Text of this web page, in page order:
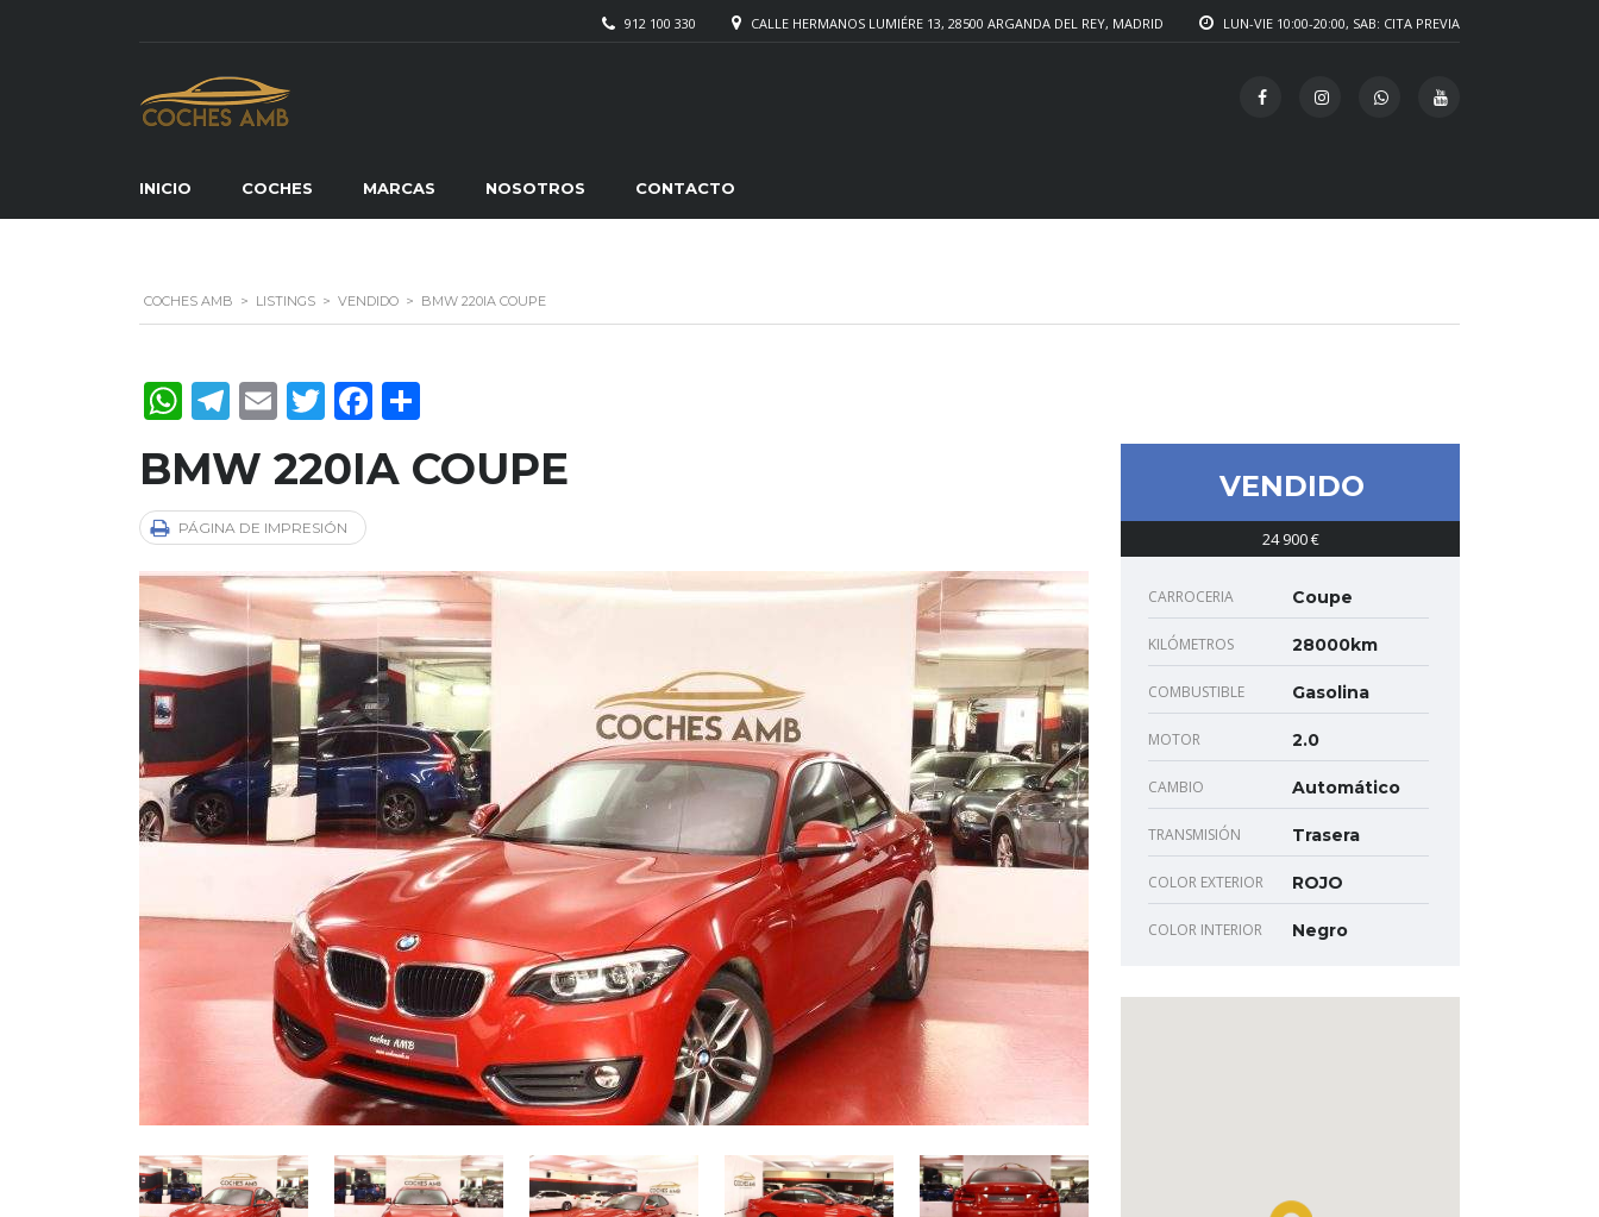
LUN-VIE 10:00-20:00, SAB: CITA PREVIA
CALLE HERMANOS LUMIÉRE 13, 28500 ARGANDA DEL REY, MADRID
912 100 330
INICIO COCHES MARCAS NOSOTROS CONTACTO
COCHES AMB > LISTINGS > VENDIDO > BMW 220IA COUPE
WhatsApp
Telegram
EmailTwitterFacebook
BMW 220IA COUPE
PÁGINA DE IMPRESIÓN
VENDIDO
24 900 €
CARROCERIA Coupe
KILÓMETROS 28000km
COMBUSTIBLE Gasolina
MOTOR 2.0
CAMBIO Automático
TRANSMISIÓN Trasera
COLOR EXTERIOR ROJO
COLOR INTERIOR Negro